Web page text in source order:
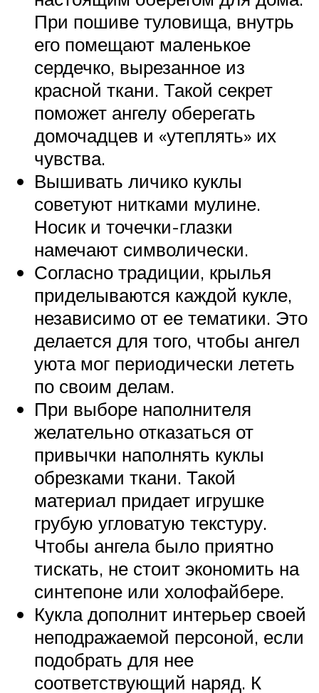
При пошиве туловища, внутрь
его помещают маленькое
сердечко, вырезанное из
красной ткани. Такой секрет
поможет ангелу оберегать
домочадцев и «утеплять» их
чувства.
Вышивать личико куклы
советуют нитками мулине.
Носик и точечки-глазки
намечают символически.
Согласно традиции, крылья
приделываются каждой кукле,
независимо от ее тематики. Это
делается для того, чтобы ангел
уюта мог периодически лететь
по своим делам.
При выборе наполнителя
желательно отказаться от
привычки наполнять куклы
обрезками ткани. Такой
материал придает игрушке
грубую угловатую текстуру.
Чтобы ангела было приятно
тискать, не стоит экономить на
синтепоне или холофайбере.
Кукла дополнит интерьер своей
неподражаемой персоной, если
подобрать для нее
соответствующий наряд. К